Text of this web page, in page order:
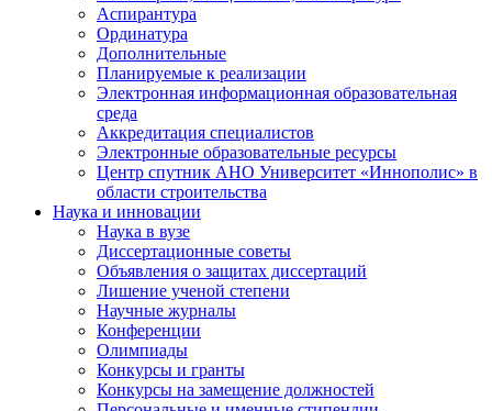
Аспирантура
Ординатура
Дополнительные
Планируемые к реализации
Электронная информационная образовательная
среда
Аккредитация специалистов
Электронные образовательные ресурсы
Центр спутник АНО Университет «Иннополис» в
области строительства
Наука и инновации
Наука в вузе
Диссертационные советы
Объявления о защитах диссертаций
Лишение ученой степени
Научные журналы
Конференции
Олимпиады
Конкурсы и гранты
Конкурсы на замещение должностей